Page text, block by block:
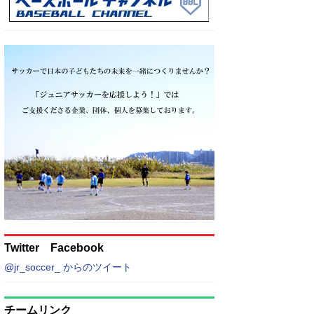
Twitter Facebook
@jr_soccer_ からのツイート
チームリンク